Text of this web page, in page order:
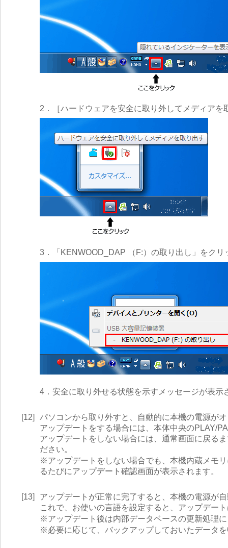
2．［ハードウェアを安全に取り外してメディア
3．「KENWOOD_DAP （F:）の取り出し」をクリ
4．安全に取り外せる状態を示すメッセージが表
[12]
パソコンから取り外すと、自動的に本機の電源が
アップデートをする場合には、本体中央のPLAY/
アップデートをしない場合には、通常画面に戻る
ださい。
※アップデートをしない場合でも、本機内蔵メモ
るたびにアップデート確認画面が表示されます。
[13]
アップデートが正常に完了すると、本機の電源が
これで、お使いの言語を設定すると、アップデー
※アップデート後は内部データベースの更新処理
※必要に応じて、バックアップしておいたデータ